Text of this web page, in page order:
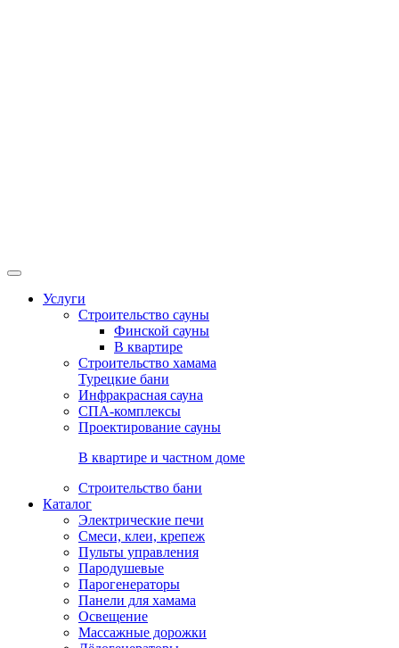
Услуги
Строительство сауны
Финской сауны
В квартире
Строительство хамама
Турецкие бани
Инфракрасная сауна
СПА-комплексы
Проектирование сауны
В квартире и частном доме
Строительство бани
Каталог
Электрические печи
Смеси, клеи, крепеж
Пульты управления
Пародушевые
Парогенераторы
Панели для хамама
Освещение
Массажные дорожки